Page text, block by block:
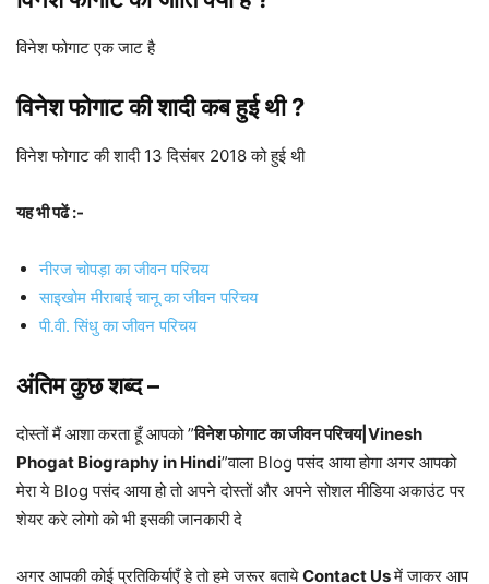
विनेश फोगाट एक जाट है
विनेश फोगाटकी शादी कब हुई थी ?
विनेश फोगाट की शादी 13 दिसंबर 2018 को हुई थी
यह भी पढें :-
नीरज चोपड़ा का जीवन परिचय
साइखोम मीराबाई चानू का जीवन परिचय
पी.वी. सिंधु का जीवन परिचय
अंतिम कुछ शब्द–
दोस्तों मैं आशा करता हूँ आपको ”विनेश फोगाट का जीवन परिचय|Vinesh
Phogat Biography in Hindi”वाला Blog पसंद आया होगा अगर आपको
मेरा ये Blog पसंद आया हो तो अपने दोस्तों और अपने सोशल मीडिया अकाउंट पर
शेयर करे लोगो को भी इसकी जानकारी दे
अगर आपकी कोई प्रतिकिर्याएँ हे तो हमे जरूर बतायेContact Usमें जाकर आप